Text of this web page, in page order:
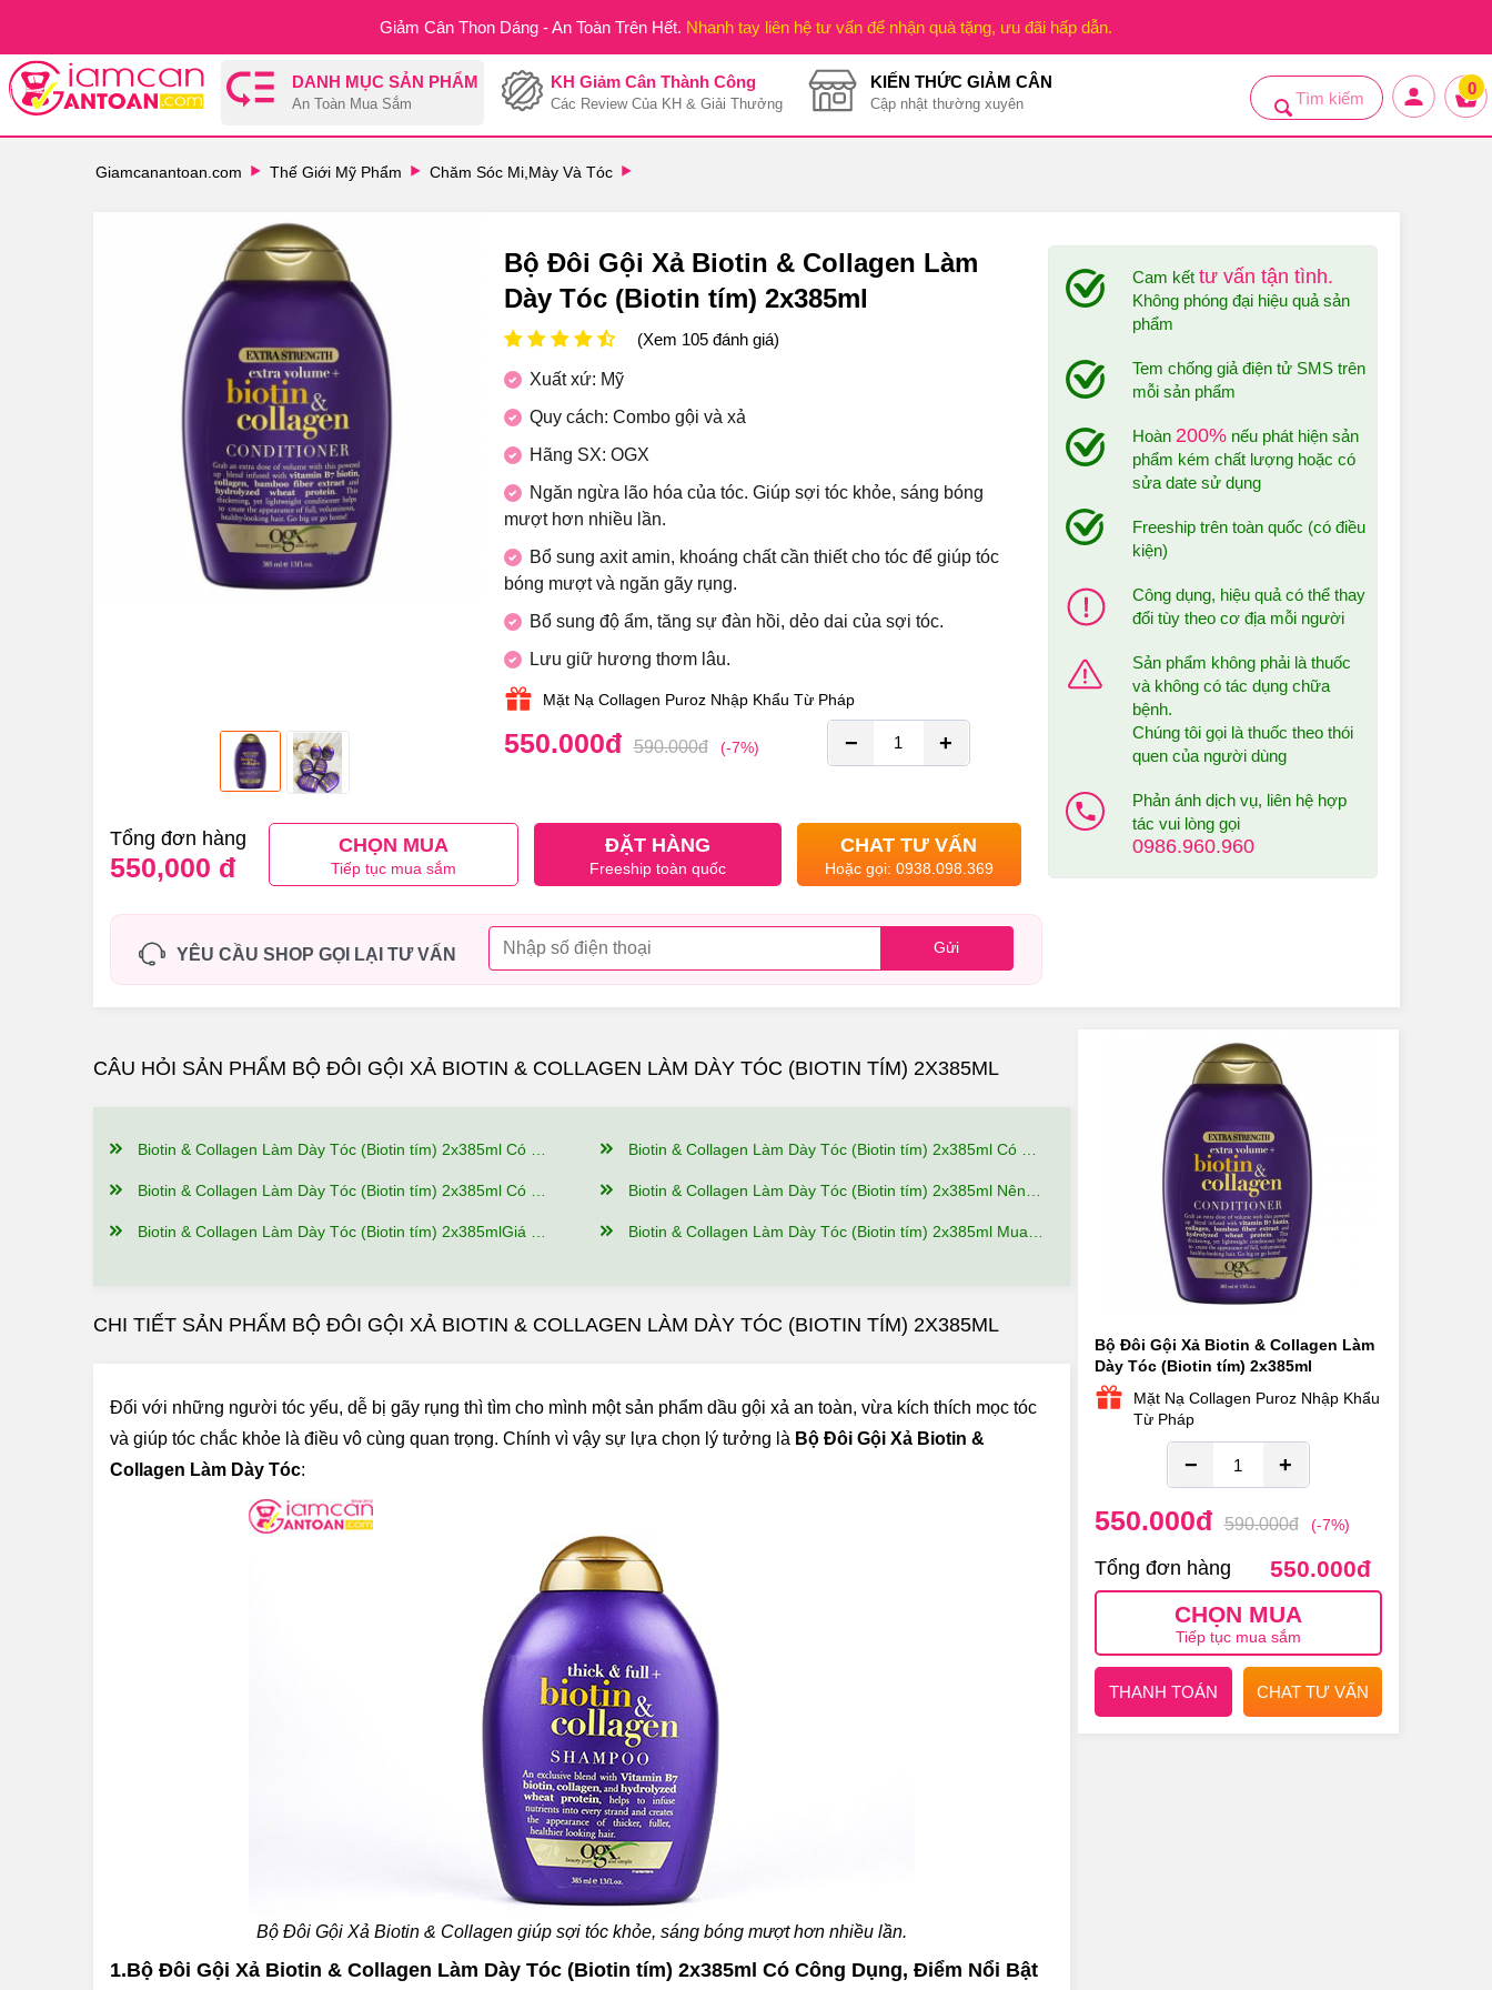
Giảm Cân Thon Dáng - An Toàn Trên Hết. Nhanh tay liên hệ tư vấn để nhận quà tặng, ưu đãi hấp dẫn.
DANH MỤC SẢN PHẨM
An Toàn Mua Sắm
KH Giảm Cân Thành Công
Các Review Của KH & Giải Thưởng
KIẾN THỨC GIẢM CÂN
Cập nhật thường xuyên
0
Giamcanantoan.com Thế Giới Mỹ Phẩm Chăm Sóc Mi,Mày Và Tóc
Bộ Đôi Gội Xả Biotin & Collagen Làm
Dày Tóc (Biotin tím) 2x385ml
(Xem 105 đánh giá)
Xuất xứ: Mỹ
Quy cách: Combo gội và xả
Hãng SX: OGX
Ngăn ngừa lão hóa của tóc. Giúp sợi tóc khỏe, sáng bóng
mượt hơn nhiều lần.
Bổ sung axit amin, khoáng chất cần thiết cho tóc để giúp tóc
bóng mượt và ngăn gãy rụng.
Bổ sung độ ẩm, tăng sự đàn hồi, dẻo dai của sợi tóc.
Lưu giữ hương thơm lâu.
Mặt Nạ Collagen Puroz Nhập Khẩu Từ Pháp
550.000đ 590.000đ (-7%) +
−
Tổng đơn hàng
550,000 đ
CHỌN MUA
Tiếp tục mua sắm
ĐẶT HÀNG
Freeship toàn quốc
CHAT TƯ VẤN
Hoặc gọi: 0938.098.369
YÊU CẦU SHOP GỌI LẠI TƯ VẤN Gửi
Cam kết tư vấn tận tình.
Không phóng đại hiệu quả sản
phẩm
Tem chống giả điện tử SMS trên
mỗi sản phẩm
Hoàn 200%nếu phát hiện sản
phẩm kém chất lượng hoặc có
sửa date sử dụng
Freeship trên toàn quốc (có điều
kiện)
Công dụng, hiệu quả có thể thay
đổi tùy theo cơ địa mỗi người
Sản phẩm không phải là thuốc
và không có tác dụng chữa
bệnh.
Chúng tôi gọi là thuốc theo thói
quen của người dùng
Phản ánh dịch vụ, liên hệ hợp
tác vui lòng gọi
0986.960.960
CÂU HỎI SẢN PHẨM BỘ ĐÔI GỘI XẢ BIOTIN & COLLAGEN LÀM DÀY TÓC (BIOTIN TÍM) 2X385ML
Biotin & Collagen Làm Dày Tóc (Biotin tím) 2x385ml Có Công Dụng, Điểm Nổi Bật Gì? Biotin & Collagen Làm Dày Tóc (Biotin tím) 2x385ml Có Nguồn Gốc Xuất Xứ Từ Đâu, Thành Phần Như Thế Nào?
Biotin & Collagen Làm Dày Tóc (Biotin tím) 2x385ml Có Tốt Không? Ai Đã Sử Dụng? Biotin & Collagen Làm Dày Tóc (Biotin tím) 2x385ml Nên Dùng Như Thế Nào Để Hiệu Quả?
Biotin & Collagen Làm Dày Tóc (Biotin tím) 2x385mlGiá Bao Nhiêu, Nên Mua Ở Đâu Đảm Bảo? Biotin & Collagen Làm Dày Tóc (Biotin tím) 2x385ml Mua hàng tại Giảm Cân An Toàn Có Ưu Đãi Gì?
CHI TIẾT SẢN PHẨM BỘ ĐÔI GỘI XẢ BIOTIN & COLLAGEN LÀM DÀY TÓC (BIOTIN TÍM) 2X385ML
Đối với những người tóc yếu, dễ bị gãy rụng thì tìm cho mình một sản phẩm dầu gội xả an toàn, vừa kích thích mọc tóc
và giúp tóc chắc khỏe là điều vô cùng quan trọng. Chính vì vậy sự lựa chọn lý tưởng là Bộ Đôi Gội Xả Biotin &
Collagen Làm Dày Tóc:
Bộ Đôi Gội Xả Biotin & Collagen giúp sợi tóc khỏe, sáng bóng mượt hơn nhiều lần.
1.Bộ Đôi Gội Xả Biotin & Collagen Làm Dày Tóc (Biotin tím) 2x385ml Có Công Dụng, Điểm Nổi Bật
Bộ Đôi Gội Xả Biotin & Collagen Làm
Dày Tóc (Biotin tím) 2x385ml
Mặt Nạ Collagen Puroz Nhập Khẩu
Từ Pháp
+
−
550.000đ 590.000đ (-7%)
Tổng đơn hàng 550.000đ
CHỌN MUA
Tiếp tục mua sắm
THANH TOÁN CHAT TƯ VẤN